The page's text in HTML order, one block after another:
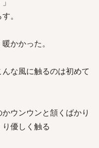
。
かかった。
な風に触るのは初めて
ウンウンと頷くばかり
優しく触る